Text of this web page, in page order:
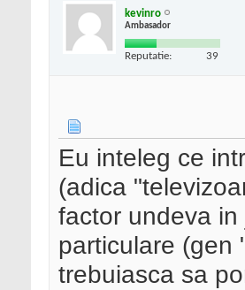
kevinro
Ambasador
Reputatie: 39
Eu inteleg ce
(adica
factor undeva
particulare (gen
trebuiasca sa